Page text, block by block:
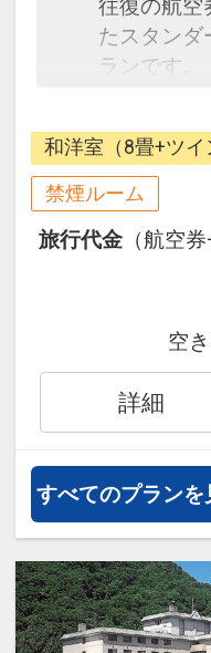
往復の航空
たスタンダ
ランです。
できるダイ
ら、一都市
にも最適！
旅行期間中
泊・飛び泊
フライト
JALグル
ル50%貯
通・体験
約）が可
※施設使用
ただきます
和洋室（8畳+ツイ
禁煙ルーム
旅行代金 （航空
空き
詳細
すべてのプランを